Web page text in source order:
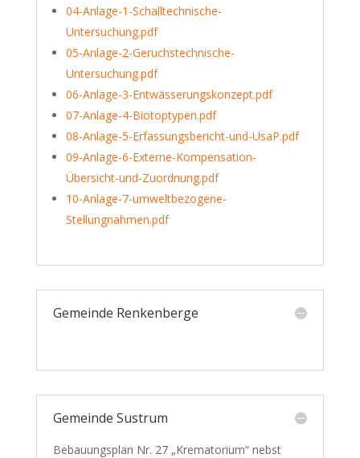
04-Anlage-1-Schalltechnische-
Untersuchung.pdf
05-Anlage-2-Geruchstechnische-
Untersuchung.pdf
06-Anlage-3-Entwässerungskonzept.pdf
07-Anlage-4-Biotoptypen.pdf
08-Anlage-5-Erfassungsbericht-und-UsaP.pdf
09-Anlage-6-Externe-Kompensation-
Übersicht-und-Zuordnung.pdf
10-Anlage-7-umweltbezogene-
Stellungnahmen.pdf
Gemeinde Renkenberge
Gemeinde Sustrum
Bebauungsplan Nr. 27 „Krematorium“ nebst